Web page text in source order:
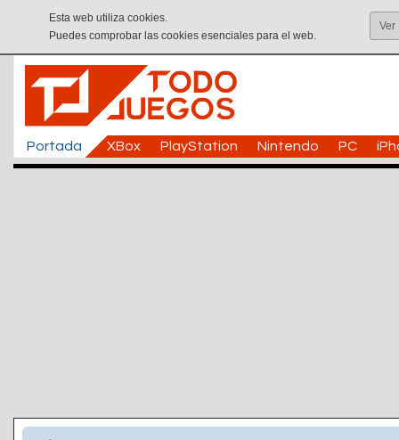
Esta web utiliza cookies.
Puedes comprobar las cookies esenciales para el web.
Ver
Portada XBox PlayStation Nintendo PC